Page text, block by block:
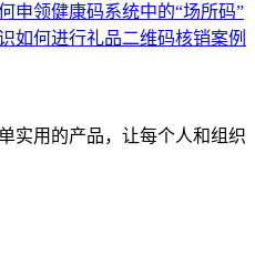
申领健康码系统中的“场所码”
如何进行礼品二维码核销案例
实用的产品，让每个人和组织